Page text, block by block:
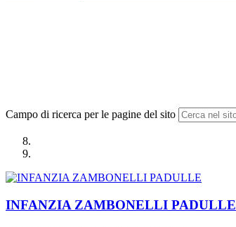
Campo di ricerca per le pagine del sito
INFANZIA ZAMBONELLI PADULLE